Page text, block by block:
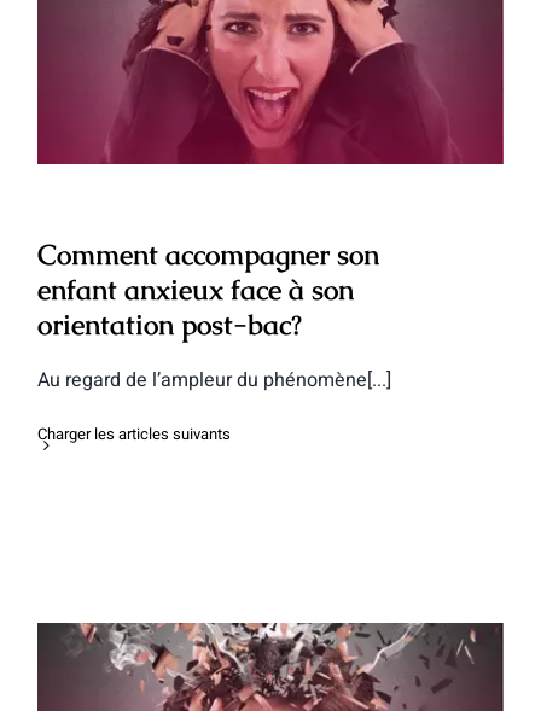
Comment accompagner son enfant
anxieux face à son orientation post-
bac?
Comment accompagner son
enfant anxieux face à son
orientation post-bac?
Au regard de l’ampleur du phénomène[...]
Charger les articles suivants